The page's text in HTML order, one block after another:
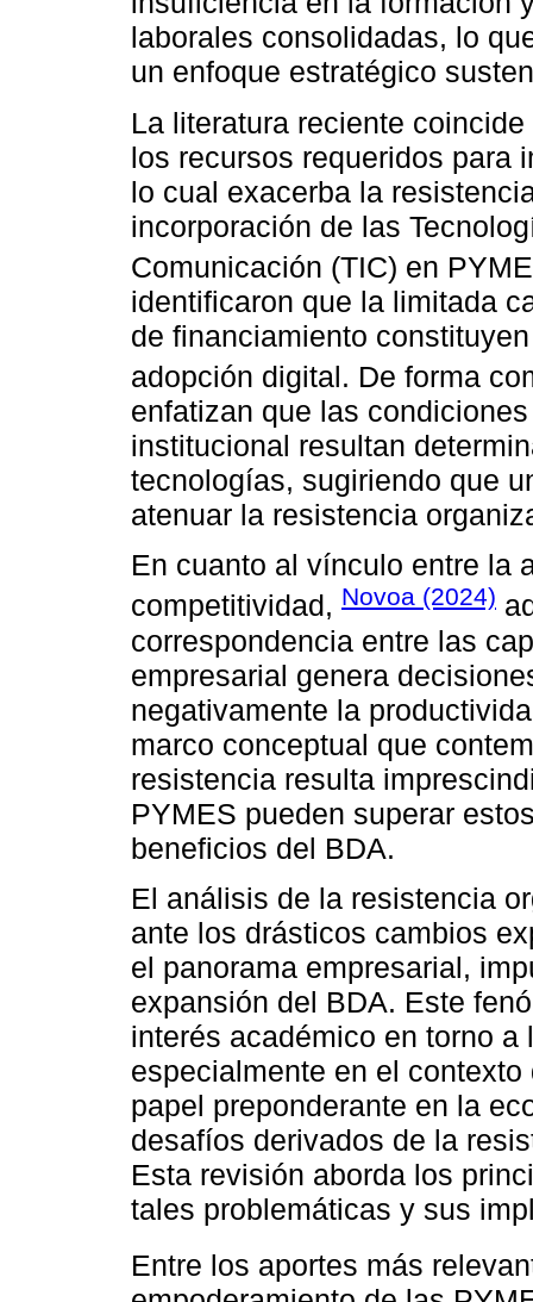
laborales consolidadas, lo
un enfoque estratégico
La literatura reciente
los recursos requeridos para
lo cual exacerba la
incorporación de las
Comunicación (TIC) en
identificaron que la limitada
de financiamiento
adopción digital. De forma
enfatizan que las
institucional resultan
tecnologías, sugiriendo que
atenuar la resistencia
En cuanto al vínculo entre la
competitividad, Novoa (2024)
correspondencia entre las
empresarial genera
negativamente la
marco conceptual que
resistencia resulta
PYMES pueden superar
beneficios del BDA.
El análisis de la resistencia
ante los drásticos cambios
el panorama empresarial,
expansión del BDA. Este
interés académico en torno
especialmente en el
papel preponderante en la
desafíos derivados de la
Esta revisión aborda los
tales problemáticas y sus
Entre los aportes más